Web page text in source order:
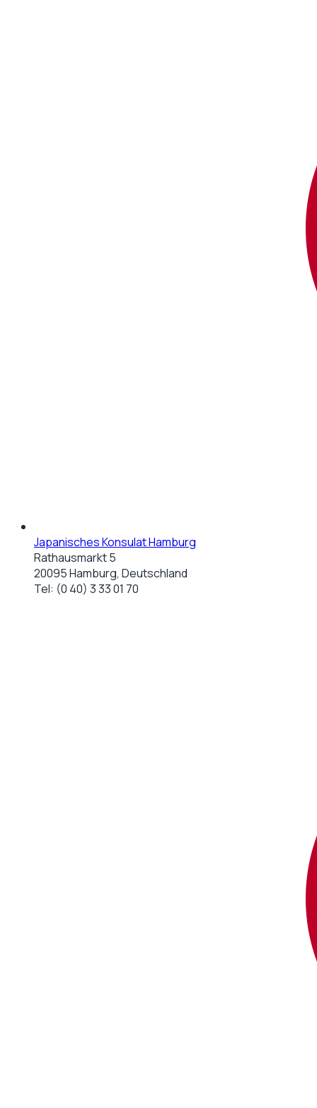
Japanisches Konsulat Hamburg
Rathausmarkt 5
20095 Hamburg, Deutschland
Tel: (0 40) 3 33 01 70